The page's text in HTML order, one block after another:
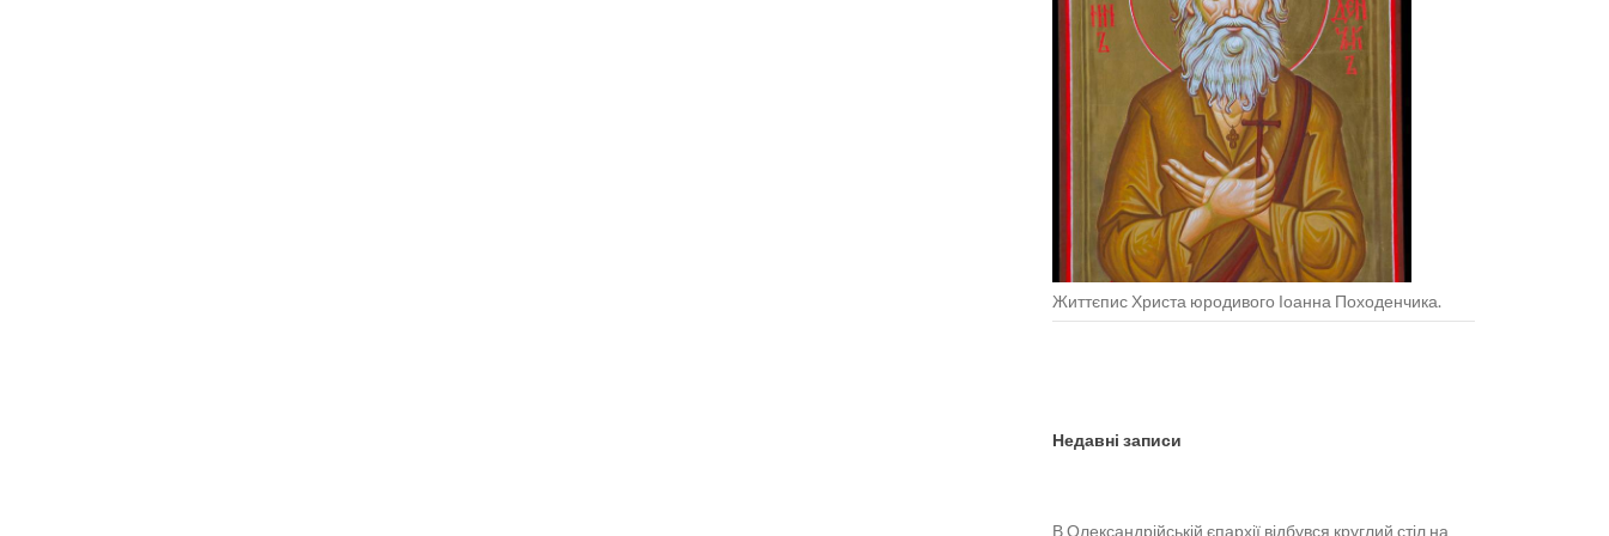
Життєпис Христа юродивого Іоанна Походенчика.
Недавні записи
В Олександрійській єпархії відбувся круглий стіл на